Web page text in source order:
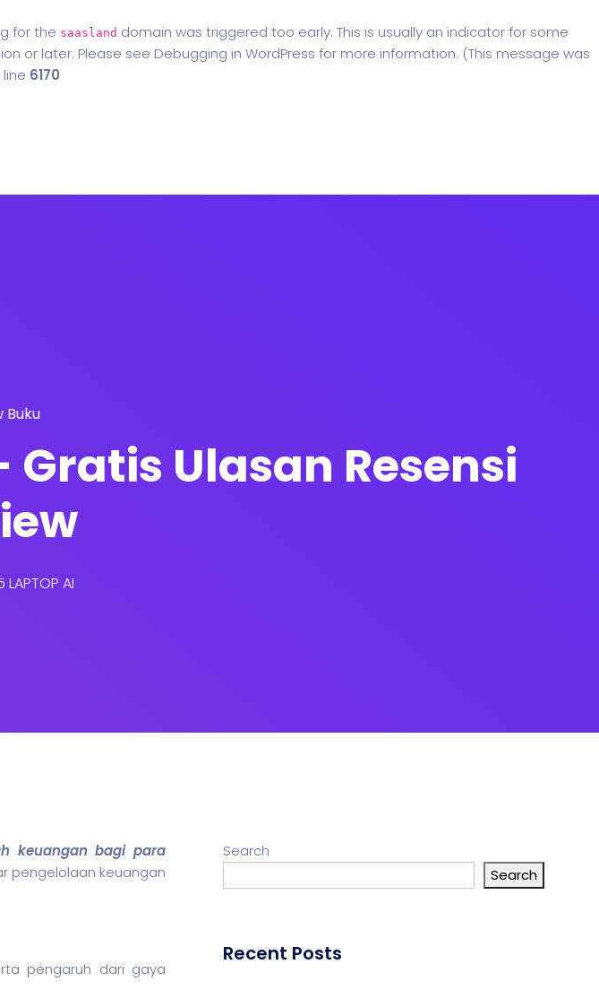
for the saasland domain was triggered too early. This is usually an indicator for some
or later. Please see Debugging in WordPress for more information. (This message was
6170
Buku
Ulasan Resensi
AI
keuangan bagi para
pengelolaan keuangan
pengaruh dari gaya
Search
Search
Recent Posts